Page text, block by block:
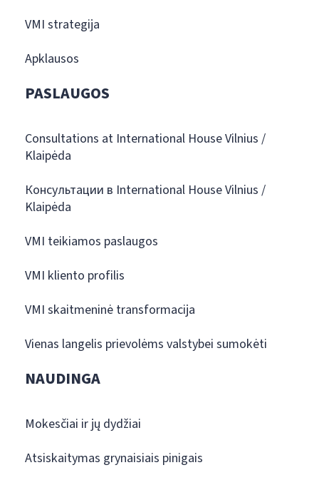
VMI strategija
Apklausos
PASLAUGOS
Consultations at International House Vilnius /
Klaipėda
Консультации в International House Vilnius /
Klaipėda
VMI teikiamos paslaugos
VMI kliento profilis
VMI skaitmeninė transformacija
Vienas langelis prievolėms valstybei sumokėti
NAUDINGA
Mokesčiai ir jų dydžiai
Atsiskaitymas grynaisiais pinigais